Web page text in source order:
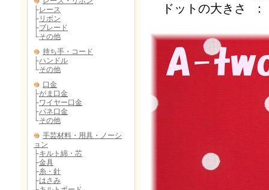
ドットの大きさ ：